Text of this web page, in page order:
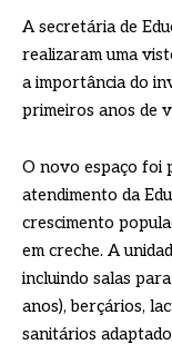
A secretária de
realizaram uma
a importância do
primeiros anos de
O novo espaço foi
atendimento da
crescimento
em creche. A
incluindo salas
anos), berçários,
sanitários